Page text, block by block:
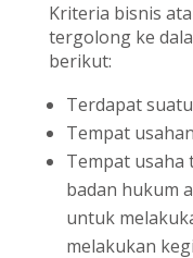
Kriteria bisnis
tergolong ke
berikut:
Terdapat
Tempat
Tempat usaha
badan hukum
untuk
melakukan